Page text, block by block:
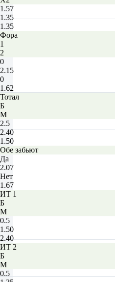
1.57
1.35
1.35
Фора
1
2
0
2.15
0
1.62
Тотал
Б
М
2.5
2.40
1.50
Обе забьют
Да
2.07
Нет
1.67
ИТ 1
Б
М
0.5
1.50
2.40
ИТ 2
Б
М
0.5